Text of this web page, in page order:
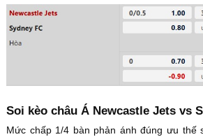
Soi kèo châu Á Newcastle Jets vs
Mức chấp 1/4 bàn phản ánh đúng ưu thế